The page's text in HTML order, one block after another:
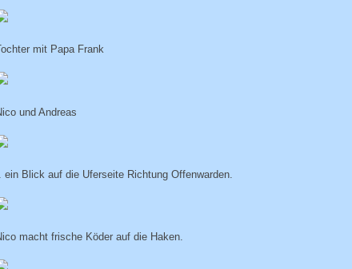
mit Papa Frank
und Andreas
.. ein Blick auf die Uferseite Richtung Offenwarden.
macht frische Köder auf die Haken.